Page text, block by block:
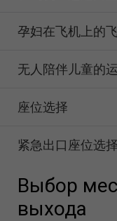
孕妇在飞机上的
无人陪伴儿童的
座位选择
紧急出口座位选择
Выбор
выхода